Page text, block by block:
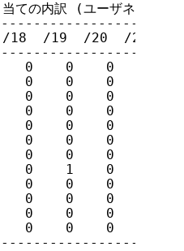
ての内訳 (ユーザネットワ
18  /19  /20  /21  /
0    0    0    0
0    0    0    0
0    0    0    2
0    0    0    3
0    0    0    1
0    0    0    0
0    0    0    0
0    1    0    0
0    0    0    1
0    0    0    0
0    0    0    1
0    0    0    1